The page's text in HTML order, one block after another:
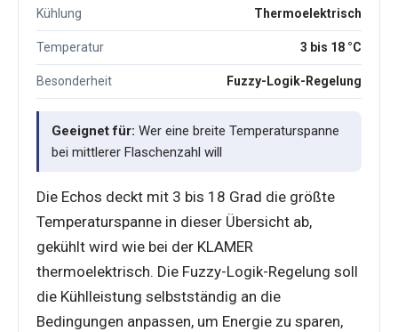
Kühlung Thermoelektrisch
Temperatur 3 bis 18 °C
Besonderheit Fuzzy-Logik-Regelung
Geeignet für: Wer eine breite Temperaturspanne
bei mittlerer Flaschenzahl will
Die Echos deckt mit 3 bis 18 Grad die größte
Temperaturspanne in dieser Übersicht ab,
gekühlt wird wie bei der KLAMER
thermoelektrisch. Die Fuzzy-Logik-Regelung soll
die Kühlleistung selbstständig an die
Bedingungen anpassen, um Energie zu sparen,